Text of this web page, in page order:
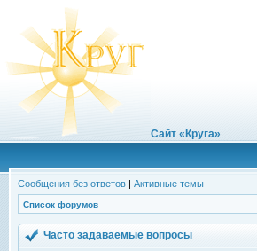
Сайт «Круга»
Сообщения без ответов | Активные темы
Список форумов
Часто задаваемые вопросы